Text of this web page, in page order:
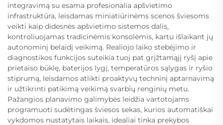
integravimą su esama profesionalia apšvietimo
infrastruktūra, leisdamas miniatiūrinėms scenos šviesoms
veikti kaip didesnės apšvietimo sistemos dalis,
kontroliuojamas tradicinėmis konsolėmis, kartu išlaikant jų
autonominį belaidį veikimą. Realiojo laiko stebėjimo ir
diagnostikos funkcijos suteikia tuoj pat grįžtamąjį ryšį apie
prietaiso būklę, baterijos lygį, temperatūros sąlygas ir ryšio
stiprumą, leisdamos atlikti proaktyvų techninį aptarnavimą
ir užtikrinti patikimą veikimą svarbių renginių metu.
Pažangios planavimo galimybės leidžia vartotojams
programuoti sudėtingas šviesos sekas, kurios automatiškai
vykdomos nustatytais laikais, idealiai tinka prekybos